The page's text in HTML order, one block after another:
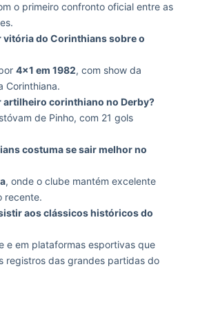
o primeiro confronto oficial entre as
vitória do Corinthians sobre o
4×1 em 1982, com show da
Corinthiana.
artilheiro corinthiano no Derby?
de Pinho, com 21 gols
costuma se sair melhor no
, onde o clube mantém excelente
recente.
aos clássicos históricos do
e em plataformas esportivas que
registros das grandes partidas do